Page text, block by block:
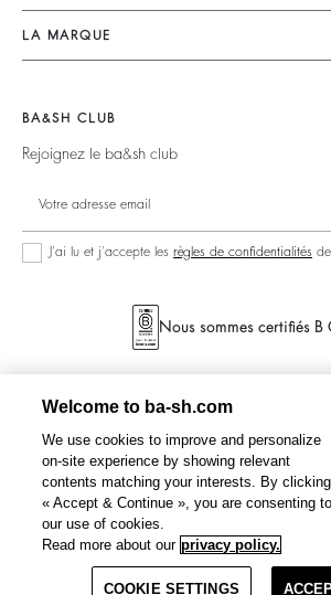
accessibilité
Combinaisons
Tops & Chemises
Pulls & Cardigans
Dos Nus
Nos Engagements
Planète
Circularité
Communauté
Collection Responsable
Seconde Main
LA MARQUE
Barbara & Sharon
125 Et Après
Nos Boutiques
BA&SH CLUB
Rejoignez le ba&sh club
J’ai lu et j’accepte les règles de confidentialités
Nous sommes certifiés B
Welcome to ba-sh.com
We use cookies to improve and personalize
on-site experience by showing relevant
contents matching your interests. By clicking
« Accept & Continue », you are consenting to
our use of cookies.
Read more about our privacy policy.
COOKIE SETTINGS